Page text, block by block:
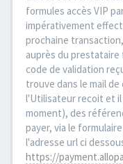
formules accès VIP
impérativement
prochaine
auprès du prestataire
code de validation
trouve dans le mail
l'Utilisateur recoit et
moment), des
payer, via le
l'adresse url ci
https://